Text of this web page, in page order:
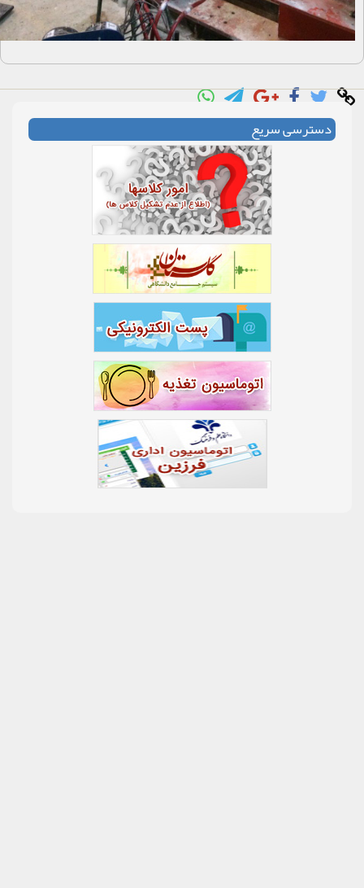
دسترسی سریع